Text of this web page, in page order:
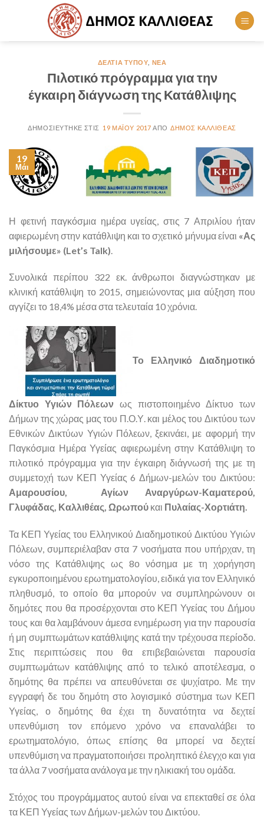
ΔΕΛΤΊΑ ΤΎΠΟΥ ΝΈΑ
Πιλοτικό πρόγραμμα για την
έγκαιρη διάγνωση της Κατάθλιψης
19 ΜΑΪ́ΟΥ 2017 ΔΉΜΟΣ ΚΑΛΛΙΘΈΑΣ
19
Μάι
Η φετινή παγκόσμια ημέρα υγείας, στις 7 Απριλίου ήταν
αφιερωμένη στην κατάθλιψη και το σχετικό μήνυμα είναι «Ας
μιλήσουμε» (Let’s Talk)
Συνολικά περίπου 322 εκ. άνθρωποι διαγνώστηκαν με
κλινική κατάθλιψη το 2015, σημειώνοντας μια αύξηση που
αγγίζει το 18,4% μέσα στα τελευταία 10 χρόνια.
Το Ελληνικό Διαδημοτικό
Δίκτυο Υγιών Πόλεων ως πιστοποιημένο Δίκτυο των
Δήμων της χώρας μας του Π.Ο.Υ. και μέλος του Δικτύου των
Εθνικών Δικτύων Υγιών Πόλεων, ξεκινάει, με αφορμή την
Παγκόσμια Ημέρα Υγείας αφιερωμένη στην Κατάθλιψη το
πιλοτικό πρόγραμμα για την έγκαιρη διάγνωσή της με τη
συμμετοχή των ΚΕΠ Υγείας 6 Δήμων-μελών του Δικτύου:
Αμαρουσίου, Αγίων Αναργύρων-Καματερού,
Γλυφάδας, Καλλιθέας, Ωρωπού και Πυλαίας-Χορτιάτη.
Τα ΚΕΠ Υγείας του Ελληνικού Διαδημοτικού Δικτύου Υγιών
Πόλεων, συμπεριέλαβαν στα 7 νοσήματα που υπήρχαν, τη
νόσο της Κατάθλιψης ως 8ο νόσημα με τη χορήγηση
εγκυροποιημένου ερωτηματολογίου, ειδικά για τον Ελληνικό
πληθυσμό, το οποίο θα μπορούν να συμπληρώνουν οι
δημότες που θα προσέρχονται στο ΚΕΠ Υγείας του Δήμου
τους και θα λαμβάνουν άμεσα ενημέρωση για την παρουσία
ή μη συμπτωμάτων κατάθλιψης κατά την τρέχουσα περίοδο.
Στις περιπτώσεις που θα επιβεβαιώνεται παρουσία
συμπτωμάτων κατάθλιψης από το τελικό αποτέλεσμα, ο
δημότης θα πρέπει να απευθύνεται σε ψυχίατρο. Με την
εγγραφή δε του δημότη στο λογισμικό σύστημα των ΚΕΠ
Υγείας, ο δημότης θα έχει τη δυνατότητα να δεχτεί
υπενθύμιση τον επόμενο χρόνο να επαναλάβει το
ερωτηματολόγιο, όπως επίσης θα μπορεί να δεχτεί
υπενθύμιση να πραγματοποιήσει προληπτικό έλεγχο και για
τα άλλα 7 νοσήματα ανάλογα με την ηλικιακή του ομάδα.
Στόχος του προγράμματος αυτού είναι να επεκταθεί σε όλα
τα ΚΕΠ Υγείας των Δήμων-μελών του Δικτύου.